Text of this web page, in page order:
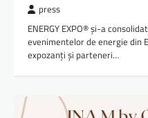
press
ENERGY EXPO® și-a
evenimentelor de energie din
expozanți și parteneri…